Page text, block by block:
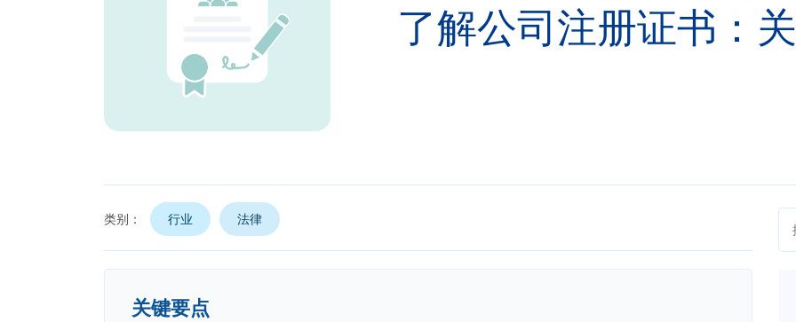
了解公司注册证书：
类别： 行业 法律
关键要点